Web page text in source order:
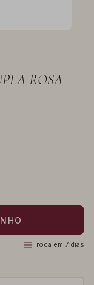
ROSA
Troca em 7 dias